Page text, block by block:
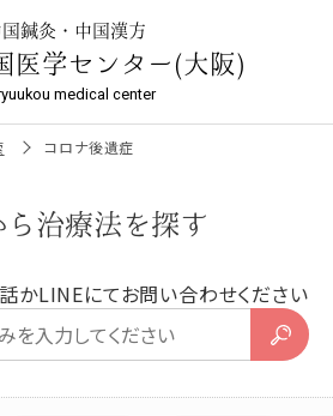
国鍼灸・中国漢方
医学センター(大阪)
medical center
コロナ後遺症
ら治療法を探す
かLINEにてお問い合わせください